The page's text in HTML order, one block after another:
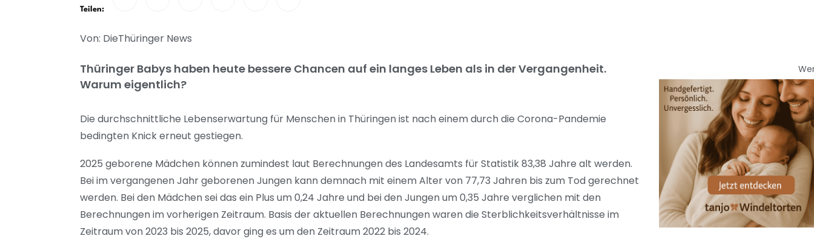
Teilen:
Von: DieThüringer News
Thüringer Babys haben heute bessere Chancen auf ein langes Leben als in der Vergangenheit.
Warum eigentlich?
Die durchschnittliche Lebenserwartung für Menschen in Thüringen ist nach einem durch die Corona-Pandemie
bedingten Knick erneut gestiegen.
2025 geborene Mädchen können zumindest laut Berechnungen des Landesamts für Statistik 83,38 Jahre alt werden.
Bei im vergangenen Jahr geborenen Jungen kann demnach mit einem Alter von 77,73 Jahren bis zum Tod gerechnet
werden. Bei den Mädchen sei das ein Plus um 0,24 Jahre und bei den Jungen um 0,35 Jahre verglichen mit den
Berechnungen im vorherigen Zeitraum. Basis der aktuellen Berechnungen waren die Sterblichkeitsverhältnisse im
Zeitraum von 2023 bis 2025, davor ging es um den Zeitraum 2022 bis 2024.